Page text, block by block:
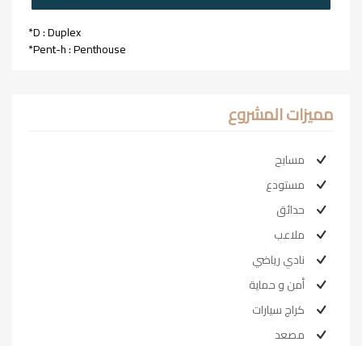
*D : Duplex
*Pent-h : Penthouse
مميزات المشروع
مسابح
مستودع
حدائق
ملاعب
نادي رياضي
أمن و حماية
كراج سيارات
مصعد